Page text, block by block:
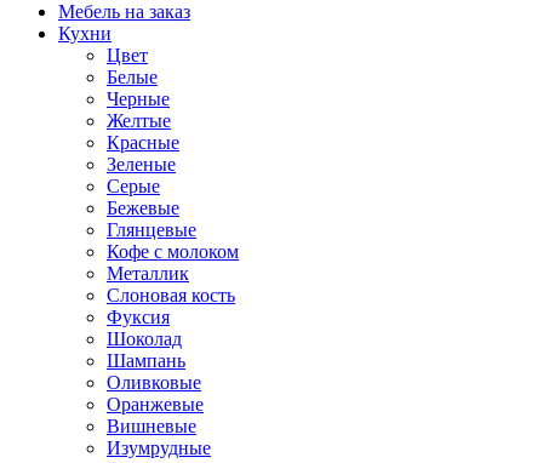
Мебель на заказ
Кухни
Цвет
Белые
Черные
Желтые
Красные
Зеленые
Серые
Бежевые
Глянцевые
Кофе с молоком
Металлик
Слоновая кость
Фуксия
Шоколад
Шампань
Оливковые
Оранжевые
Вишневые
Изумрудные